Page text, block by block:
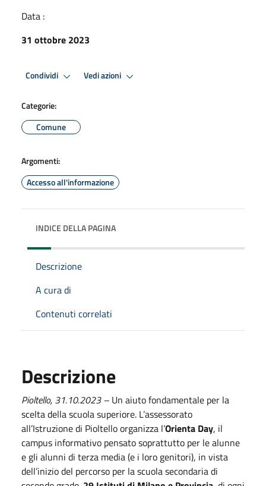
Data :
31 ottobre 2023
Condividi Vedi azioni
Categorie:
Comune
Argomenti:
Accesso all'informazione
INDICE DELLA PAGINA
Descrizione
A cura di
Contenuti correlati
Descrizione
Pioltello, 31.10.2023– Un aiuto fondamentale per la
scelta della scuola superiore. L’assessorato
all’Istruzione di Pioltello organizza l’Orienta Day, il
campus informativo pensato soprattutto per le alunne
e gli alunni di terza media (e i loro genitori), in vista
dell’inizio del percorso per la scuola secondaria di